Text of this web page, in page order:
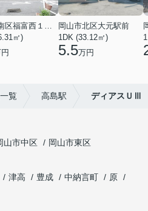
㎡)
岡山市北区大元駅前
1DK (33.12㎡)
5.5万円
覧 高島駅 ディアスＵⅢ
山市中区
岡山市東区
津高 豊成 中納言町
原